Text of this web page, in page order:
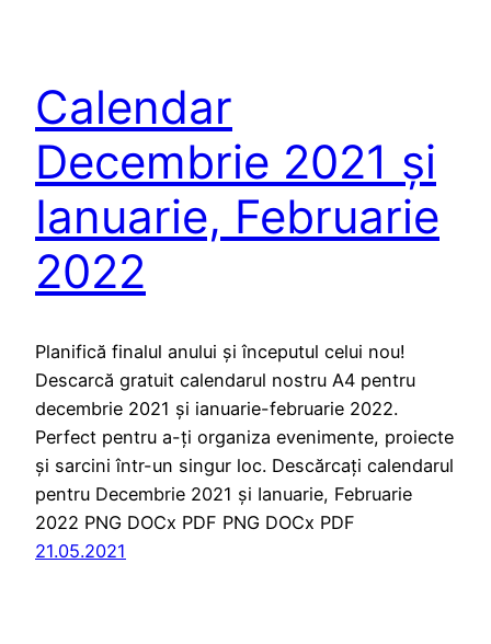
Calendar
Decembrie 2021 și
Ianuarie, Februarie
2022
Planifică finalul anului și începutul celui nou! ️
Descarcă gratuit calendarul nostru A4 pentru
decembrie 2021 și ianuarie-februarie 2022.
Perfect pentru a-ți organiza evenimente, proiecte
și sarcini într-un singur loc. Descărcați calendarul
pentru Decembrie 2021 și Ianuarie, Februarie
2022 PNG DOCx PDF PNG DOCx PDF
21.05.2021